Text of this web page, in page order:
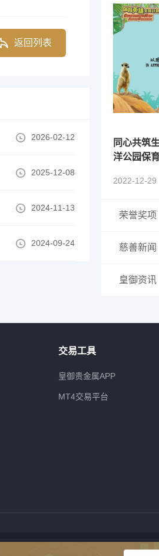
返回列表
2026-02-12
2025-12-08
2024-11-13
2024-09-24
同心共筑
洋公园保
2022-12-29
荣誉奖项
慈善新闻
皇御资讯
交易工具
皇御贵金属APP
MT4交易平台